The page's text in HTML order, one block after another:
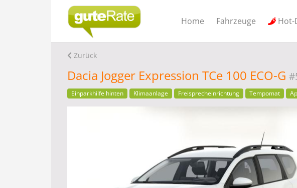
Home Fahrzeuge Hot-
Zurück
Dacia Jogger Expression TCe 100 ECO-G
Einparkhilfe hinten Klimaanlage Freisprecheinrichtung Tempomat